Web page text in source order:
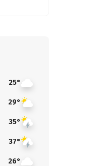
25°
29°
35°
37°
26°